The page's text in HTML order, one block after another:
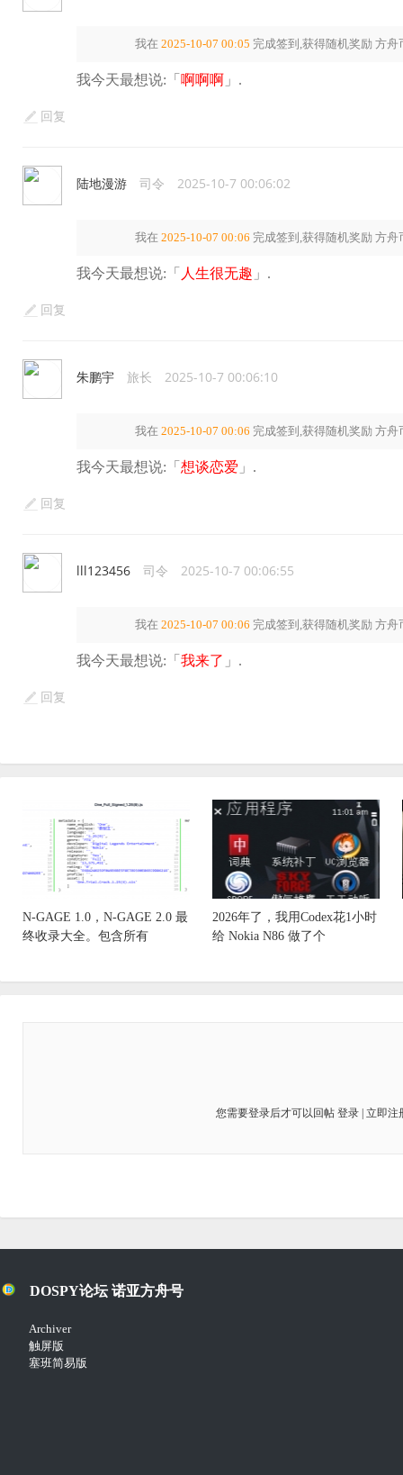
我在 2025-10-07 00:05 完成签到,获得随机奖励 方舟
我今天最想说:「 啊啊啊 」.
回复
陆地漫游 司令 2025-10-7 00:06:02
我在 2025-10-07 00:06 完成签到,获得随机奖励 方舟
我今天最想说:「 人生很无趣 」.
回复
朱鹏宇 旅长 2025-10-7 00:06:10
我在 2025-10-07 00:06 完成签到,获得随机奖励 方舟
我今天最想说:「 想谈恋爱 」.
回复
lll123456 司令 2025-10-7 00:06:55
我在 2025-10-07 00:06 完成签到,获得随机奖励 方舟
我今天最想说:「 我来了 」.
回复
N-GAGE 1.0，N-GAGE 2.0 最
终收录大全。包含所有
2026年了，我用Codex花1小时
给 Nokia N86 做了个
您需要登录后才可以回帖 登录| 立即注
DOSPY论坛 诺亚方舟号
Archiver
触屏版
塞班简易版